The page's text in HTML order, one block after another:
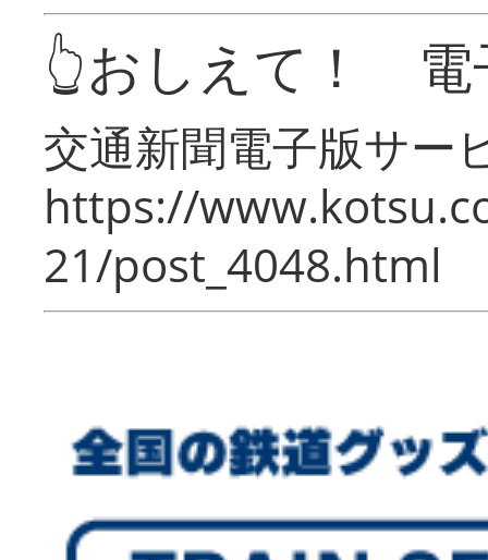
👆おしえて！ 電
交通新聞電子版サー
https://
21/post_4048.html